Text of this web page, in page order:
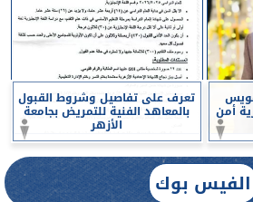
أمن
تعرف على تفاصيل وشروط القبول
بالمعاهد الفنية للتمريض بجامعة
الأزهر
الفيس بوك